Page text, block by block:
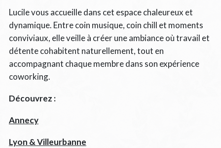
Lucile vous accueille dans cet espace chaleureux et
dynamique. Entre coin musique, coin chill et moments
conviviaux, elle veille à créer une ambiance où travail et
détente cohabitent naturellement, tout en
accompagnant chaque membre dans son expérience
coworking.
Découvrez :
Annecy
Lyon & Villeurbanne